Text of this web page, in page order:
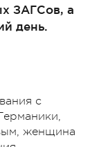
ЗАГСов, а
день.
с
женщина